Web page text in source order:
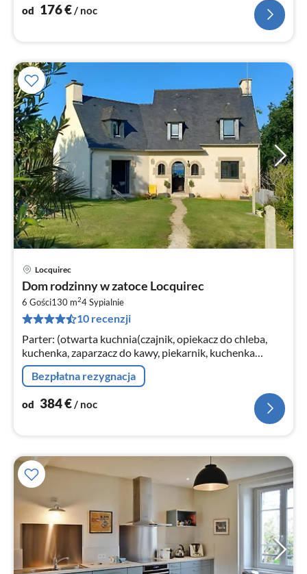
od 176€/ noc
Locquirec
Dom rodzinny w zatoce Locquirec
6 Gości130 m24Sypialnie
10 recenzji
Parter: (otwarta kuchnia(czajnik, opiekacz do chleba,
kuchenka, zaparzacz do kawy, piekarnik, kuchenka
mikrofalowa, zmywarka do naczyń, lodówko-
zamrażarka)
Bezpłatna rezygnacja
od 384€/ noc